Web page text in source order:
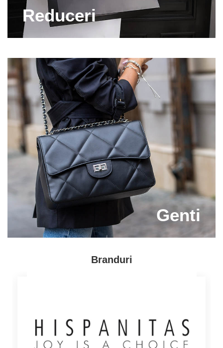
de pantofi din piele naturala, pe care acum ii gasesti
la promotie! Iti poti completa pantofarul cu cele mai
frumoase modele de incaltaminte la reduceri! Pe
Capricia.ro vei regasi toate brandurile pe care le
de calitate! Profita de numeroasele reduceri la
incaltaminte si comanda perechi superbe de pantofi,
cizme, sandale si ghete. Indiferent de sezon, pe
Capricia.ro vei gasi incaltaminte din piele naturala
perfecta pentru nevoile tale!
Descopera un outlet incaltaminte complet la preturi
corecte! Capricia.ro este magazinul online care te
ajuta sa fii in pas cu moda, fara sa faci "gaura" in
buget! Poarta cele mai noi modele de incaltaminte pe
care le gasesti acum la preturi speciale!
Reduceri
Genti
Branduri